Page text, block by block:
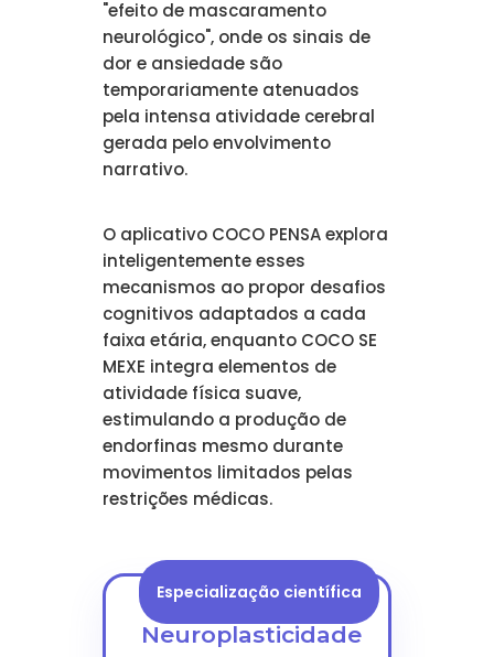
"efeito de mascaramento
neurológico", onde os sinais de
dor e ansiedade são
temporariamente atenuados
pela intensa atividade cerebral
gerada pelo envolvimento
narrativo.
O aplicativo COCO PENSA explora
inteligentemente esses
mecanismos ao propor desafios
cognitivos adaptados a cada
faixa etária, enquanto COCO SE
MEXE integra elementos de
atividade física suave,
estimulando a produção de
endorfinas mesmo durante
movimentos limitados pelas
restrições médicas.
Especialização científica
Neuroplasticidade